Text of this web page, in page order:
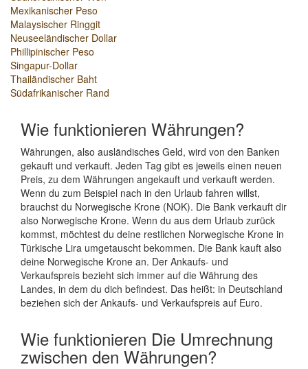
Mexikanischer Peso
Malaysischer Ringgit
Neuseeländischer Dollar
Phillipinischer Peso
Singapur-Dollar
Thailändischer Baht
Südafrikanischer Rand
Wie funktionieren Währungen?
Währungen, also ausländisches Geld, wird von den Banken
gekauft und verkauft. Jeden Tag gibt es jeweils einen neuen
Preis, zu dem Währungen angekauft und verkauft werden.
Wenn du zum Beispiel nach in den Urlaub fahren willst,
brauchst du Norwegische Krone (NOK). Die Bank verkauft dir
also Norwegische Krone. Wenn du aus dem Urlaub zurück
kommst, möchtest du deine restlichen Norwegische Krone in
Türkische Lira umgetauscht bekommen. Die Bank kauft also
deine Norwegische Krone an. Der Ankaufs- und
Verkaufspreis bezieht sich immer auf die Währung des
Landes, in dem du dich befindest. Das heißt: in Deutschland
beziehen sich der Ankaufs- und Verkaufspreis auf Euro.
Wie funktionieren Die Umrechnung
zwischen den Währungen?